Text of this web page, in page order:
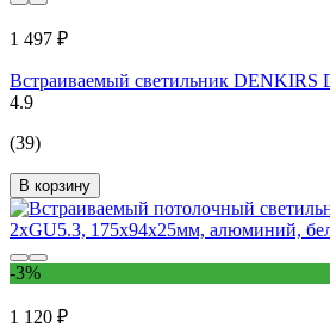
1 497 ₽
Встраиваемый светильник DENKIRS
4.9
(39)
В корзину
-3%
1 120 ₽